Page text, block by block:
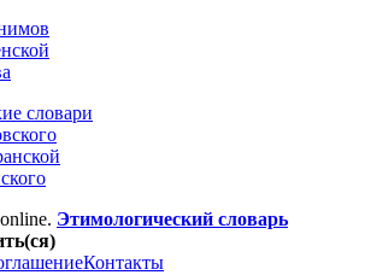
словари
Этимологический словарь
Контакты